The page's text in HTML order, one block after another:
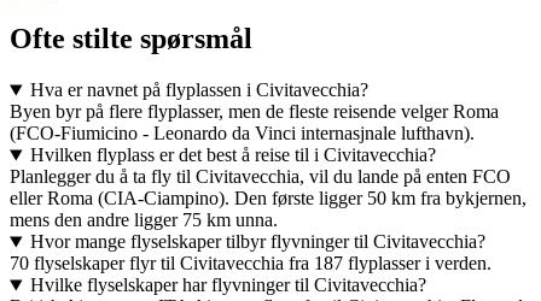
Ofte stilte spørsmål
Hva er navnet på flyplassen i Civitavecchia?
Byen byr på flere flyplasser, men de fleste reisende velger Roma
(FCO-Fiumicino - Leonardo da Vinci internasjnale lufthavn).
Hvilken flyplass er det best å reise til i Civitavecchia?
Planlegger du å ta fly til Civitavecchia, vil du lande på enten FCO
eller Roma (CIA-Ciampino). Den første ligger 50 km fra bykjernen,
mens den andre ligger 75 km unna.
Hvor mange flyselskaper tilbyr flyvninger til Civitavecchia?
70 flyselskaper flyr til Civitavecchia fra 187 flyplasser i verden.
Hvilke flyselskaper har flyvninger til Civitavecchia?